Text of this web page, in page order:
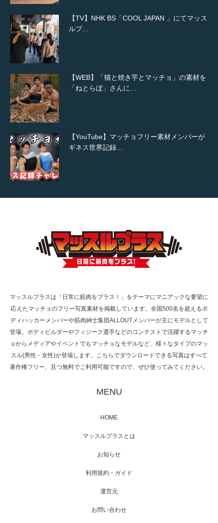
【TV】NHK BS「COOL JAPAN 」にてマッス
ルプ…
【WEB】「猫と焼き芋とマッチョ」の素材を
「ねとらぼ」さんに…
【YouTube】マッチョフリー素材メンバーが
ギネス世界記録…
TOKYO FMラジオ番組「ONE MORNING」
で紹介さ…
た（6/8放送）
映画「メカバース」舞台挨拶へマッスルプラ
【TV】NHK BS「COOL JAPAN 」にてマッス
マッスルプラスは「日常に筋肉をプラス！」をテーマにマニアックな要望に
応えたマッチョのフリー写真素材を掲載しています。全国500名を超えるボ
ディハッカーメンバーや筋肉紳士集団ALLOUTメンバーが主にモデルとして
登場。ボディビルダーやフィジーク選手などのコンテストで活躍するマッチ
ョからメディアやイベントでもマッチョなモデルなど、様々なタイプのマッ
スル(男性・女性)が登場します。こちらでダウンロードできる写真はすべて
著作権フリー、且つ無料でご利用可能ですので、ぜひ使ってみてください。
MENU
HOME
マッスルプラスとは
お知らせ
利用規約・ガイド
運営元
お問い合わせ